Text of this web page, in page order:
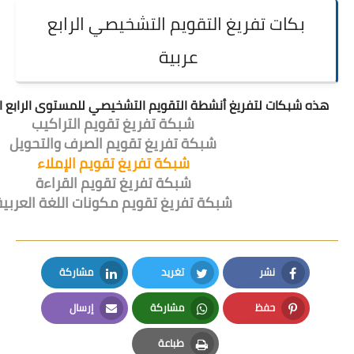
التقويم التشخيصي الرابع
التقويم التشخيصي للمستوى الرابع ابتدائي اللغة العربية
شبكة تفريغ تقويم التراكيب
شبكة تفريغ تقويم الصرف والتحويل
شبكة تفريغ تقويم الإملاء
شبكة تفريغ تقويم القراءة
شبكة تفريغ تقويم مكونات اللغة العربية
تغريد
Twitter
مشاركة
LinkedIn
مشاركة
Whatsapp
إرسال
Email